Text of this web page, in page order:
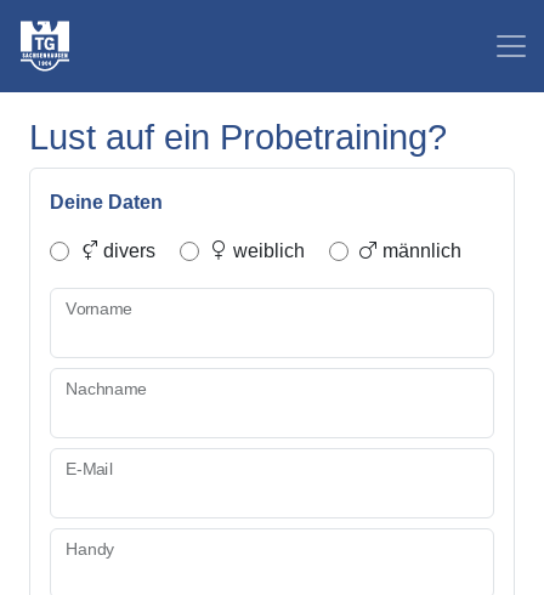
Lust auf ein Probetraining?
Deine Daten
divers weiblich männlich
Vorname
Nachname
E-Mail
Handy